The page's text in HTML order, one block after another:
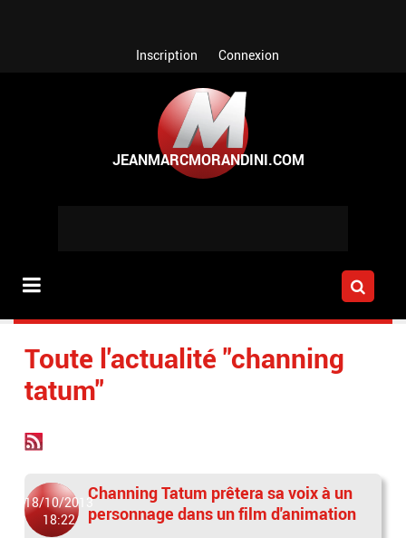
Inscription Connexion
Toute l'actualité "channing
tatum"
18/10/2013
18:22
Channing Tatum prêtera sa voix à un
personnage dans un film d'animation